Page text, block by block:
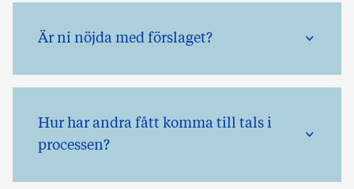
Är ni nöjda med förslaget?
Hur har andra fått komma till tals i
processen?